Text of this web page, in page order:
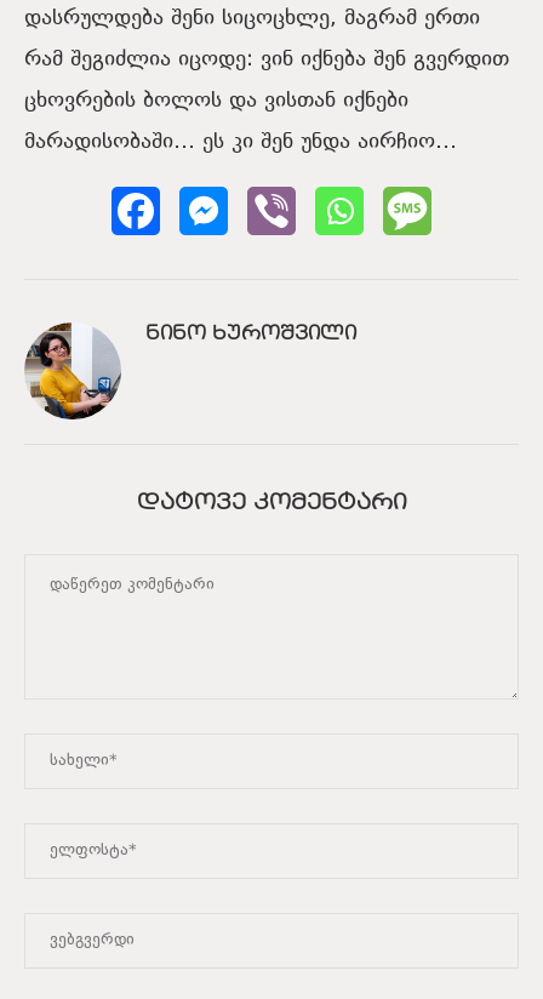
დასრულდება შენი სიცოცხლე, მაგრამ ერთი
რამ შეგიძლია იცოდე: ვინ იქნება შენ გვერდით
ცხოვრების ბოლოს და ვისთან იქნები
მარადისობაში… ეს კი შენ უნდა აირჩიო…
ᲜᲘᲜᲝ ᲮᲣᲠᲝᲨᲕᲘᲚᲘ
ᲓᲐᲢᲝᲕᲔ ᲙᲝᲛᲔᲜᲢᲐᲠᲘ